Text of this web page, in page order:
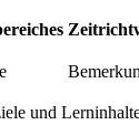
und